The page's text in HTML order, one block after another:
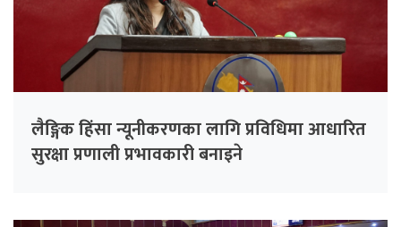
लैङ्गिक हिंसा न्यूनीकरणका लागि प्रविधिमा आधारित
सुरक्षा प्रणाली प्रभावकारी बनाइने